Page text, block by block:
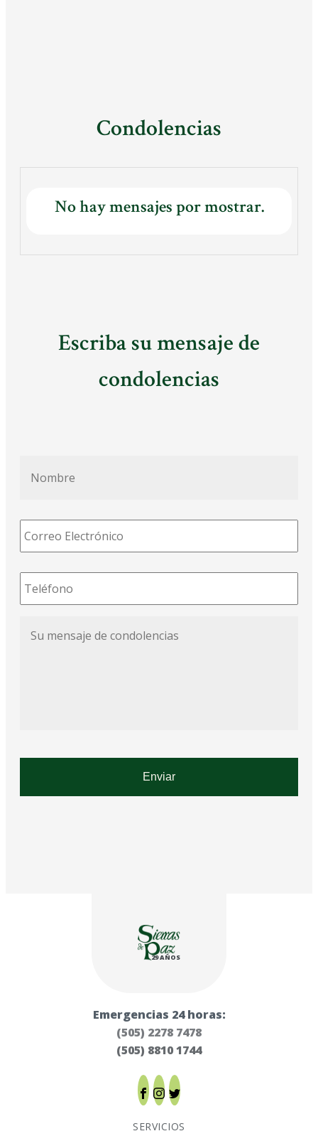
Condolencias
No hay mensajes por mostrar.
Escriba su mensaje de
condolencias
Correo
Electrónico *
Teléfono *
mensaje
29 AÑOS
Emergencias 24 horas:
(505) 2278 7478
(505) 8810 1744
SERVICIOS